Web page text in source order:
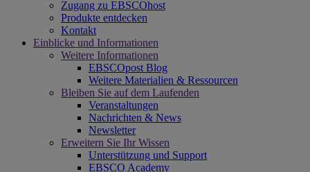
Zugang zu EBSCOhost
Produkte entdecken
Kontakt
Einblicke und Informationen
Weitere Informationen
EBSCOpost Blog
Weitere Materialien & Ressourcen
Bleiben Sie auf dem Laufenden
Veranstaltungen
Nachrichten & News
Newsletter
Erweitern Sie Ihr Wissen
Unterstützung und Support
EBSCO Academy